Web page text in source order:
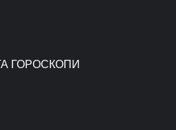
ГОРОСКОПИ